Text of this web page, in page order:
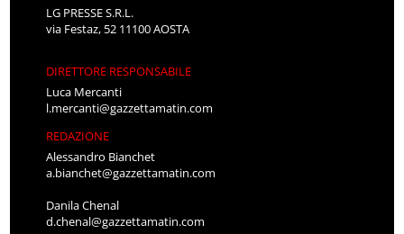
LG PRESSE S.R.L.
via Festaz, 52 11100 AOSTA
DIRETTORE RESPONSABILE
Luca Mercanti
l.mercanti@gazzettamatin.com
REDAZIONE
Alessandro Bianchet
a.bianchet@gazzettamatin.com
Danila Chenal
d.chenal@gazzettamatin.com